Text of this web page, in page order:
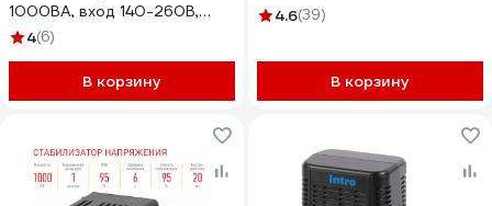
1000ВА, вход 140-260В,
двойная цифр. индикация
220В-8, КПД 98%, 5 уровней
защиты 291721
4(6)
В корзину
4.6(39)
В корзину